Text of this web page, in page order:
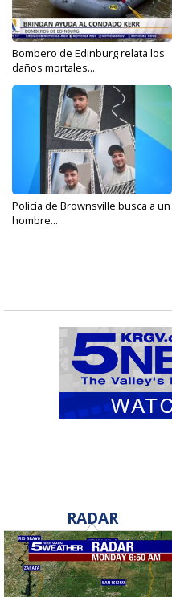
Bombero de Edinburg relata los
daños mortales...
Policía de Brownsville busca a un
hombre...
RADAR